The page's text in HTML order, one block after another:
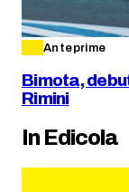
Anteprime
Bimota,
Rimini
In Edicola